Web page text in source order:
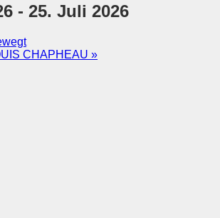
- 25. Juli 2026
CHAPHEAU »